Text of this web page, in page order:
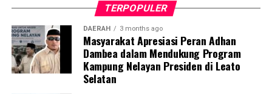
Selain skrining TBC, mahasiswa turut mendampingi
nakes Puskesmas Talaga Jaya dalam memberikan
pelayanan Cek Kesehatan Gratis (CKG), meliputi
pengukuran tekanan darah, cek kadar gula darah, dan
penapisan faktor risiko penyakit tidak menular (PTM)
TERPOPULER
DAERAH 3 months ago
Masyarakat Apresiasi Peran Adhan
Dambea dalam Mendukung Program
Kampung Nelayan Presiden di Leato
Selatan